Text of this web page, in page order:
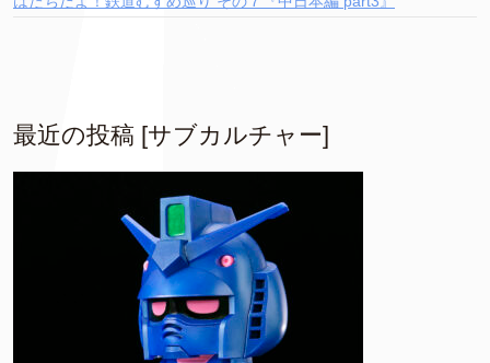
最近の投稿 [サブカルチャー]